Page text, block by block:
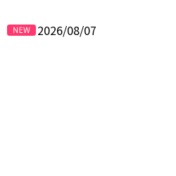
2026/08/07